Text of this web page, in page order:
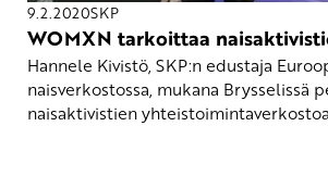
9.2.2020SKP
WOMXN tarkoittaa
Hannele Kivistö, SKP:n edustaja
naisverkostossa, mukana Brysselissä
naisaktivistien